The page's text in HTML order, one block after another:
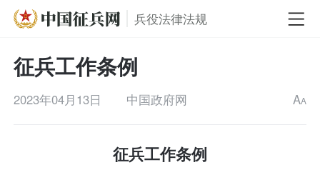
兵役法律法规
征兵工作条例
2023年04月13日 中国政府网 AA
征兵工作条例